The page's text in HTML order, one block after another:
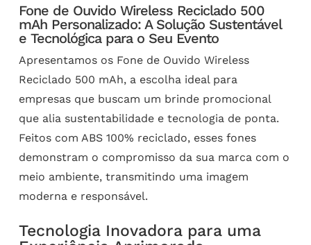
Fone de Ouvido Wireless Reciclado 500
mAh Personalizado: A Solução Sustentável
e Tecnológica para o Seu Evento
Apresentamos os Fone de Ouvido Wireless
Reciclado 500 mAh, a escolha ideal para
empresas que buscam um brinde promocional
que alia sustentabilidade e tecnologia de ponta.
Feitos com ABS 100% reciclado, esses fones
demonstram o compromisso da sua marca com o
meio ambiente, transmitindo uma imagem
moderna e responsável.
Tecnologia Inovadora para uma